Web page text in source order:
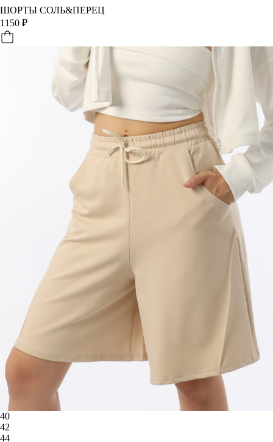
ШОРТЫ СОЛЬ&ПЕРЕЦ
1150 ₽
40
42
44